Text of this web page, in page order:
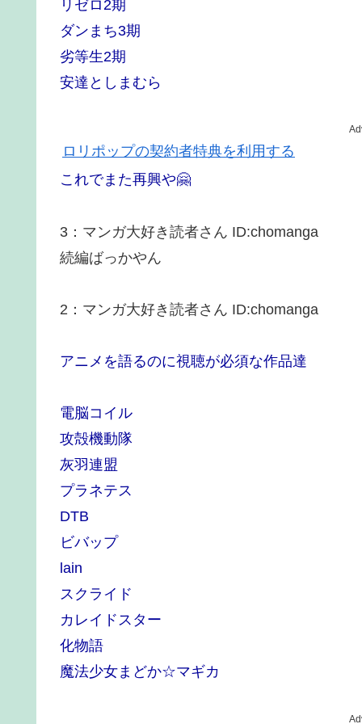
リゼロ2期
ダンまち3期
劣等生2期
安達としまむら
ロリポップの契約者特典を利用する
これでまた再興や🤗
3 ： マンガ大好き読者さん ID:chomanga
続編ばっかやん
2 ： マンガ大好き読者さん ID:chomanga
アニメを語るのに視聴が必須な作品達
電脳コイル
攻殻機動隊
灰羽連盟
プラネテス
DTB
ビバップ
lain
スクライド
カレイドスター
化物語
魔法少女まどか☆マギカ